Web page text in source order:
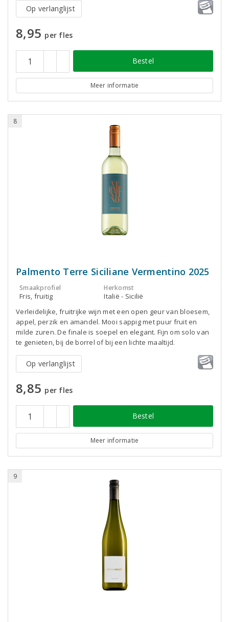
Op verlanglijst
8,95 per fles
Bestel
Meer informatie
8
Palmento Terre Siciliane Vermentino 2025
Smaakprofiel
Fris, fruitig
Herkomst
Italië - Sicilië
Verleidelijke, fruitrijke wijn met een open geur van bloesem,
appel, perzik en amandel. Mooi sappig met puur fruit en
milde zuren. De finale is soepel en elegant. Fijn om solo van
te genieten, bij de borrel of bij een lichte maaltijd.
Op verlanglijst
8,85 per fles
Bestel
Meer informatie
9